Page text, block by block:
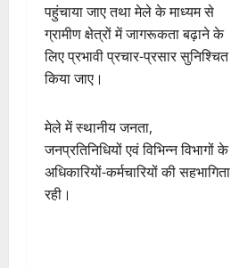
पहुंचाया जाए तथा मेले के माध्यम से
ग्रामीण क्षेत्रों में जागरूकता बढ़ाने के
लिए प्रभावी प्रचार-प्रसार सुनिश्चित
किया जाए।
मेले में स्थानीय जनता,
जनप्रतिनिधियों एवं विभिन्न विभागों के
अधिकारियों-कर्मचारियों की सहभागिता
रही।